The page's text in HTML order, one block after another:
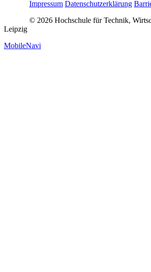
Impressum Datenschutzerklärung
© 2026 Hochschule für Technik,
Leipzig
MobileNavi